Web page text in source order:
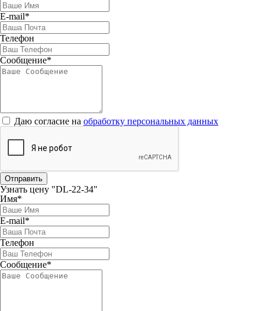
E-mail*
Телефон
Сообщение*
Даю согласие на обработку персональных данных
Отправить
Узнать цену "DL-22-34"
Имя*
E-mail*
Телефон
Сообщение*